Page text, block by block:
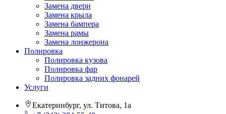
Замена двери
Замена крыла
Замена бампера
Замена рамы
Замена лонжерона
Полировка
Полировка кузова
Полировка фар
Полировка задних фонарей
Услуги
Екатеринбург, ул. Титова, 1а